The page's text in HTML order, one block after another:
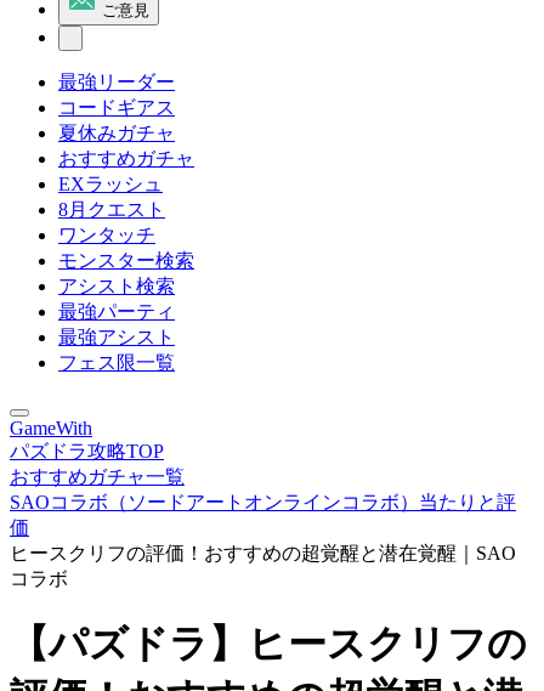
ご意見
最強リーダー
コードギアス
夏休みガチャ
おすすめガチャ
EXラッシュ
8月クエスト
ワンタッチ
モンスター検索
アシスト検索
最強パーティ
最強アシスト
フェス限一覧
GameWith
パズドラ攻略TOP
おすすめガチャ一覧
SAOコラボ（ソードアートオンラインコラボ）当たりと評
価
ヒースクリフの評価！おすすめの超覚醒と潜在覚醒｜SAO
コラボ
【パズドラ】ヒースクリフの